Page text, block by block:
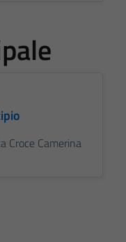
Croce Camerina